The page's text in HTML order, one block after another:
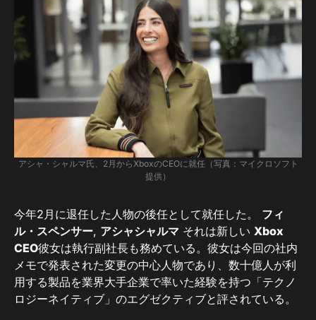
アシャ・シャルマ氏、2月からXboxのCEOに就任（写真：マイクロソフト
提供）
今年2月に退任した人物の後任として就任した。 フィ
ル・スペンサー, アシャシャルマ それは新しい Xbox
CEO彼女は執行副社長も務めている。彼女は今回の社内
メモで発表された変更の中心人物であり、数十億人が利
用する製品を業界大手企業で率いた経験を持つ「テクノ
ロジーネイティブ」のエグゼクティブと評されている。